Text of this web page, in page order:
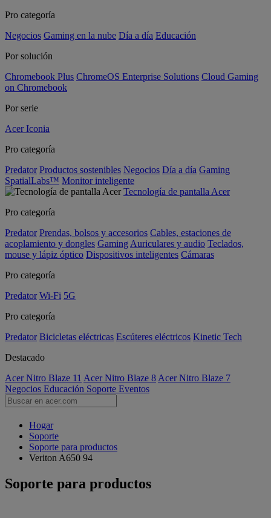
Pro categoría
Negocios Gaming en la nube Día a día Educación
Por solución
Chromebook Plus ChromeOS Enterprise Solutions Cloud Gaming
on Chromebook
Por serie
Acer Iconia
Pro categoría
Predator Productos sostenibles Negocios Día a día Gaming
SpatialLabs™ Monitor inteligente
Tecnología de pantalla Acer
Pro categoría
Predator Prendas, bolsos y accesorios Cables, estaciones de
acoplamiento y dongles Gaming Auriculares y audio Teclados,
mouse y lápiz óptico Dispositivos inteligentes Cámaras
Pro categoría
Predator Wi-Fi 5G
Pro categoría
Predator Bicicletas eléctricas Escúteres eléctricos Kinetic Tech
Destacado
Acer Nitro Blaze 11 Acer Nitro Blaze 8 Acer Nitro Blaze 7
Negocios Educación Soporte Eventos
Hogar
Soporte
Soporte para productos
Veriton A650 94
Soporte para productos